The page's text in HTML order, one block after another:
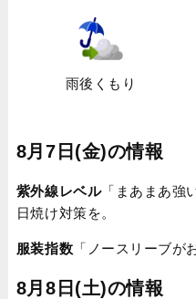
雨後くもり
8月7日(金)の情報
紫外線レベル「まあまあ強
日焼け対策を。
服装指数 「ノースリーブが
8月8日(土)の情報